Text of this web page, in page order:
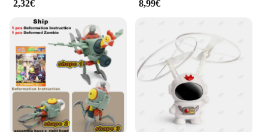
maintain, ensuring that they remain in top condition
for a long time. The set's wholesale availability and
support from vendors and suppliers make it a
convenient choice for both personal and
commercial use. Whether you're catering to a small
gathering or running a bakery, this set is an
indispensable asset.
2,32€ 8,99€